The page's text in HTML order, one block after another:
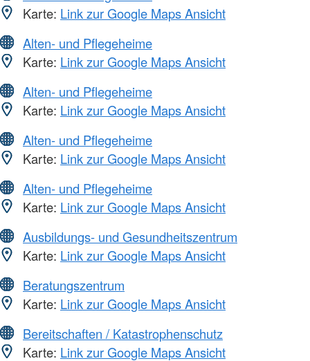
Karte: Link zur Google Maps Ansicht
Alten- und Pflegeheime
Karte: Link zur Google Maps Ansicht
Alten- und Pflegeheime
Karte: Link zur Google Maps Ansicht
Alten- und Pflegeheime
Karte: Link zur Google Maps Ansicht
Alten- und Pflegeheime
Karte: Link zur Google Maps Ansicht
Ausbildungs- und Gesundheitszentrum
Karte: Link zur Google Maps Ansicht
Beratungszentrum
Karte: Link zur Google Maps Ansicht
Bereitschaften / Katastrophenschutz
Karte: Link zur Google Maps Ansicht